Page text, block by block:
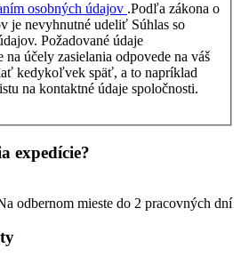
osobných údajov .Podľa zákona o
je nevyhnutné udeliť Súhlas so
Požadované údaje
na účely zasielania odpovede na váš
kedykoľvek späť, a to napríklad
na kontaktné údaje spoločnosti.
expedície?
odbernom mieste do 2 pracovných dní